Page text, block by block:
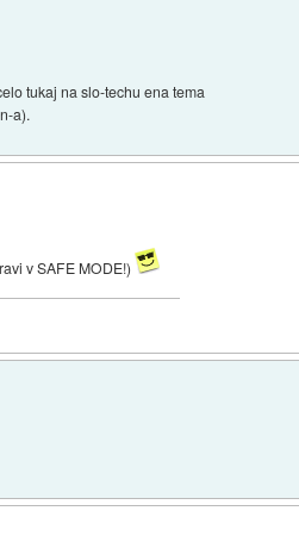
tukaj na slo-techu ena tema
a).
v SAFE MODE!)